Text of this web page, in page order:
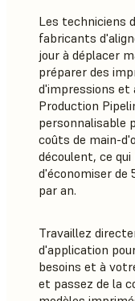
Les techniciens
fabricants
jour à déplacer
préparer des
d'impressions et
Production
personnalisable
coûts de main-
découlent, ce
d'économiser de
par an.
Travaillez
d'application
besoins et à
et passez de la